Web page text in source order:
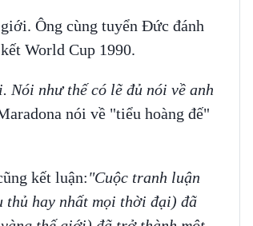
Ông cùng tuyển Đức đánh
World Cup 1990.
như thế có lẽ đủ nói về anh
nói về "tiểu hoàng đế"
kết luận:"Cuộc tranh luận
thủ hay nhất mọi thời đại) đã